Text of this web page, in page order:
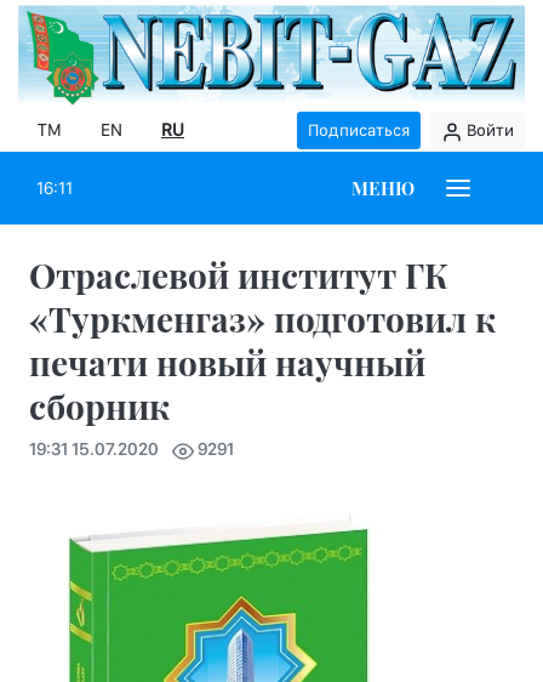
TM EN RU Подписаться Войти
16:11 МЕНЮ
Отраслевой институт ГК
«Туркменгаз» подготовил к
печати новый научный
сборник
19:31 15.07.2020 9291